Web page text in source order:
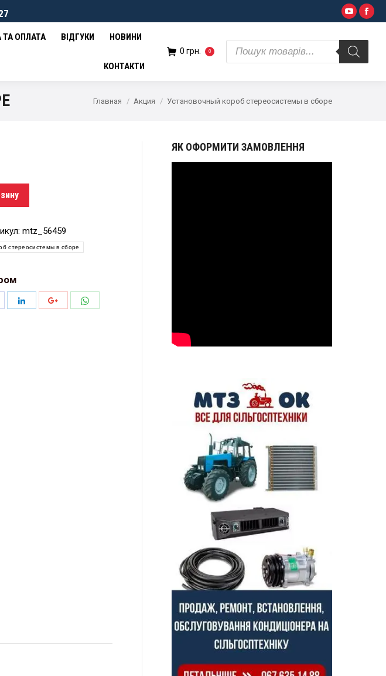
ОПЛАТА ВІДГУКИ НОВИНИ
КОНТАКТИ
0грн. 0
Поиск
товаров
Главная Акция Установочный короб стереосистемы в сборе
mtz_56459
стереосистемы в сборе
ПоделитьсяПоделитьсяПоделиться
ЯК ОФОРМИТИ ЗАМОВЛЕННЯ
товаров